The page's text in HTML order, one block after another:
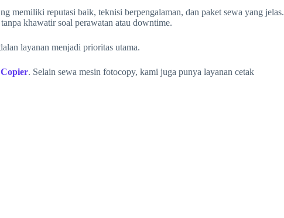
memiliki reputasi baik, teknisi berpengalaman, dan paket sewa yang jelas.
khawatir soal perawatan atau downtime.
layanan menjadi prioritas utama.
. Selain sewa mesin fotocopy, kami juga punya layanan cetak